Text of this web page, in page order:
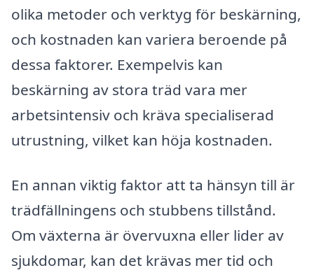
olika metoder och verktyg för beskärning,
och kostnaden kan variera beroende på
dessa faktorer. Exempelvis kan
beskärning av stora träd vara mer
arbetsintensiv och kräva specialiserad
utrustning, vilket kan höja kostnaden.
En annan viktig faktor att ta hänsyn till är
trädfällningens och stubbens tillstånd.
Om växterna är övervuxna eller lider av
sjukdomar, kan det krävas mer tid och